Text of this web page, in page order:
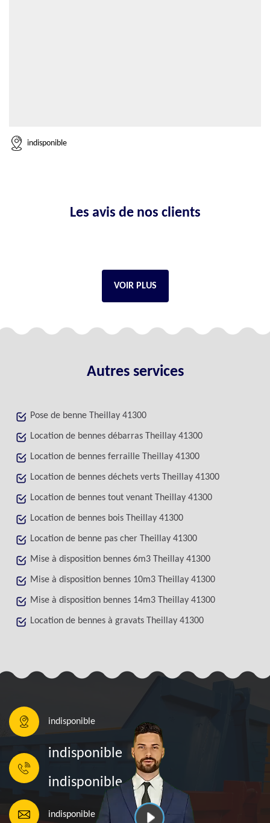
indisponible
Les avis de nos clients
VOIR PLUS
Autres services
Pose de benne Theillay 41300
Location de bennes débarras Theillay 41300
Location de bennes ferraille Theillay 41300
Location de bennes déchets verts Theillay 41300
Location de bennes tout venant Theillay 41300
Location de bennes bois Theillay 41300
Location de benne pas cher Theillay 41300
Mise à disposition bennes 6m3 Theillay 41300
Mise à disposition bennes 10m3 Theillay 41300
Mise à disposition bennes 14m3 Theillay 41300
Location de bennes à gravats Theillay 41300
indisponible
indisponible
indisponible
indisponible